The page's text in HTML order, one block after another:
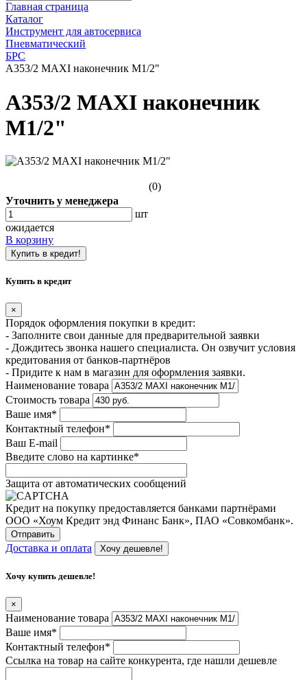
Главная страница
Каталог
Инструмент для автосервиса
Пневматический
БРС
A353/2 MAXI наконечник М1/2"
A353/2 MAXI наконечник
М1/2"
(0)
Уточнить у менеджера
шт
ожидается
В корзину
Купить в кредит!
Купить в кредит
×
Порядок оформления покупки в кредит:
- Заполните свои данные для предварительной заявки
- Дождитесь звонка нашего специалиста. Он озвучит условия
кредитования от банков-партнёров
- Придите к нам в магазин для оформления заявки.
Наименование товара
Стоимость товара
Ваше имя*
Контактный телефон*
Ваш E-mail
Введите слово на картинке*
Защита от автоматических сообщений
Кредит на покупку предоставляется банками партнёрами
ООО «Хоум Кредит энд Финанс Банк», ПАО «Совкомбанк».
Доставка и оплата Хочу дешевле!
Хочу купить дешевле!
×
Наименование товара
Ваше имя*
Контактный телефон*
Ссылка на товар на сайте конкурента, где нашли дешевле